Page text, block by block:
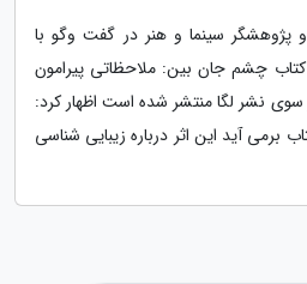
و پژوهشگر سینما و هنر در گفت وگو با
کتاب چشم جان بین: ملاحظاتی پیرامون
سوی نشر لگا منتشر شده است اظهار کرد:
برمی آید این اثر درباره زیبایی شناسی